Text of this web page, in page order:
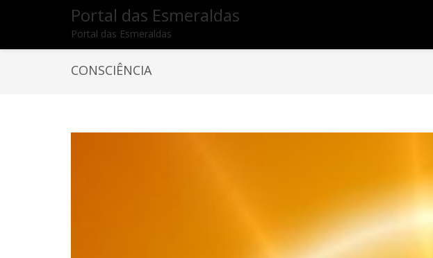
Portal das Esmeraldas
Portal das Esmeraldas
CONSCIÊNCIA